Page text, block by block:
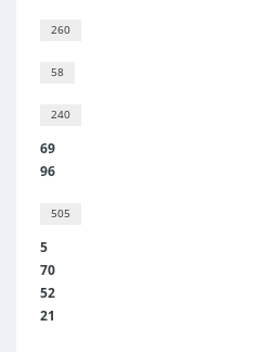
260
58
240
69
96
505
5
70
52
21